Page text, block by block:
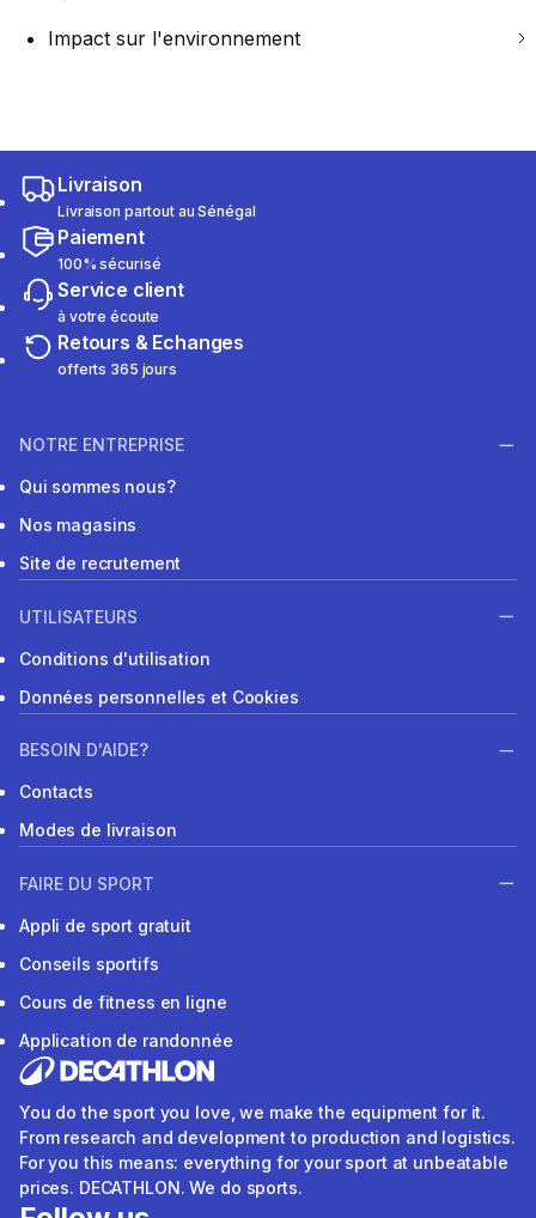
Impact sur l'environnement
Livraison
Livraison partout au Sénégal
Paiement
100% sécurisé
Service client
à votre écoute
Retours & Echanges
offerts 365 jours
NOTRE ENTREPRISE
Qui sommes nous?
Nos magasins
Site de recrutement
UTILISATEURS
Conditions d'utilisation
Données personnelles et Cookies
BESOIN D'AIDE?
Contacts
Modes de livraison
FAIRE DU SPORT
Appli de sport gratuit
Conseils sportifs
Cours de fitness en ligne
Application de randonnée
You do the sport you love, we make the equipment for it.
From research and development to production and logistics.
For you this means: everything for your sport at unbeatable
prices. DECATHLON. We do sports.